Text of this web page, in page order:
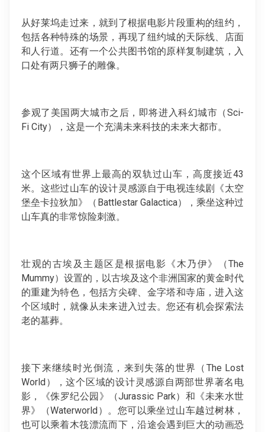
从好莱坞走过来，就到了根据电影片段重构的纽约，
包括各种特殊的场景，再现了纽约城的天际线、店面
和人行道。还有一个公共图书馆的原样复制建筑，入
口处有两只狮子的雕像。
参观了美国两大城市之后，即将进入科幻城市（Sci-
Fi City），这是一个充满未来科技的未来大都市。
这个区域有世界上最高的双轨过山车，高度接近43
米。这些过山车的设计灵感源自于电视连续剧《太空
堡垒卡拉狄加》（Battlestar Galactica），乘坐这种过
山车真的非常惊险刺激。
壮观的古埃及主题区是根据电影《木乃伊》（The
Mummy）设置的，以古埃及这个非洲国家的黄金时代
的重建为特色，包括方尖碑、金字塔和寺庙，进入这
个区域时，就像从未来进入过去。您还有机会探索法
老的墓葬。
接下来继续时光倒流，来到失落的世界（The Lost
World），这个区域的设计灵感源自两部世界著名电
影，《侏罗纪公园》（Jurassic Park）和《未来水世
界》（Waterworld）。您可以乘坐过山车越过树林，
也可以乘着木筏漂流而下，沿途会遇到巨大的动画恐